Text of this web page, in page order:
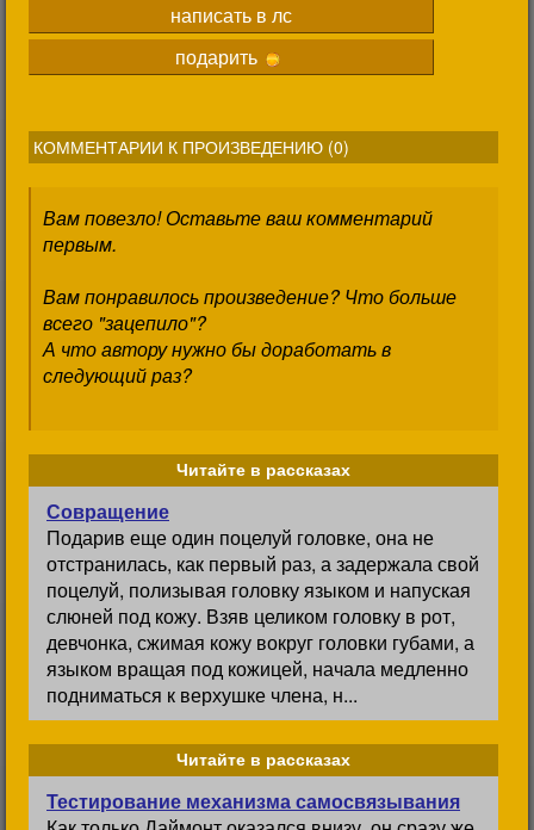
написать в лс
подарить
КОММЕНТАРИИ К ПРОИЗВЕДЕНИЮ (0)
Вам повезло! Оставьте ваш комментарий
первым.
Вам понравилось произведение? Что больше
всего "зацепило"?
А что автору нужно бы доработать в
следующий раз?
Читайте в рассказах
Совращение
Подарив еще один поцелуй головке, она не
отстранилась, как первый раз, а задержала свой
поцелуй, полизывая головку языком и напуская
слюней под кожу. Взяв целиком головку в рот,
девчонка, сжимая кожу вокруг головки губами, а
языком вращая под кожицей, начала медленно
подниматься к верхушке члена, н...
Читайте в рассказах
Тестирование механизма самосвязывания